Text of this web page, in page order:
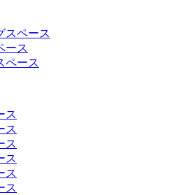
スペース
ース
ペース
ス
ス
ス
ス
ス
ス